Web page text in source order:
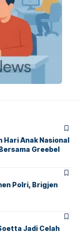
Hari Anak Nasional
Greebel
Polri, Brigjen
Jadi Celah